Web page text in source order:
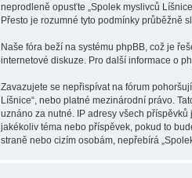
neprodleně opusťte „Spolek myslivců
Přesto je rozumné tyto podmínky průběžně
Naše fóra beží na systému phpBB, což je
internetové diskuze. Pro další informace o
Zavazujete se nepřispívat na fórum
Líšnice“, nebo platné mezinárodní právo.
uznáno za nutné. IP adresy všech
jakékoliv téma nebo příspěvek, pokud to
straně nebo cizím osobám, nepřebírá